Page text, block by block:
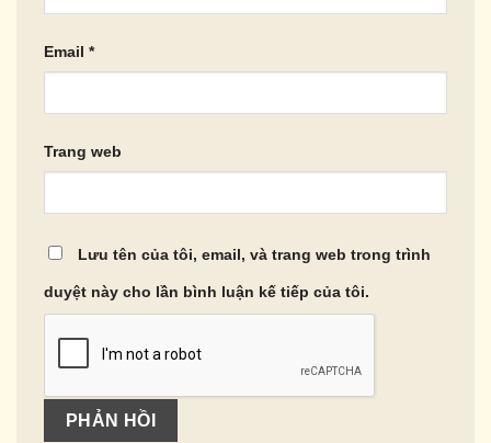
Email *
Trang web
Lưu tên của tôi, email, và trang web trong trình
duyệt này cho lần bình luận kế tiếp của tôi.